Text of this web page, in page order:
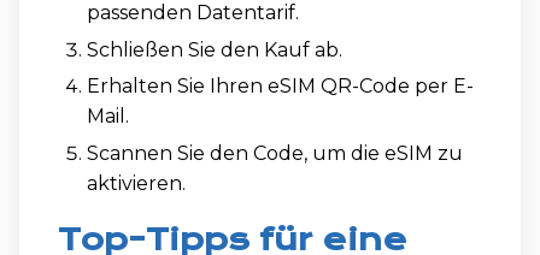
passenden Datentarif.
Schließen Sie den Kauf ab.
Erhalten Sie Ihren eSIM QR-Code per E-
Mail.
Scannen Sie den Code, um die eSIM zu
aktivieren.
Top-Tipps für eine